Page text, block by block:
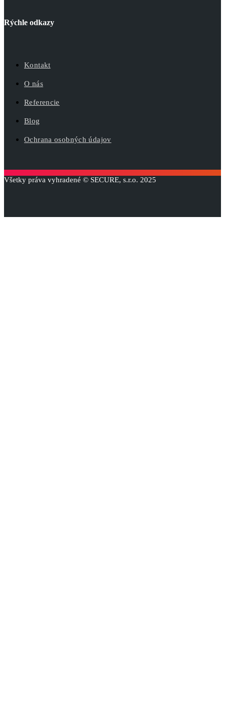
Rýchle odkazy
Kontakt
O nás
Referencie
Blog
Ochrana osobných údajov
Všetky práva vyhradené © SECURE, s.r.o. 2025